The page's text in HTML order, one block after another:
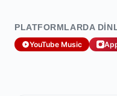
PLATFORMLARDA
YouTube Music